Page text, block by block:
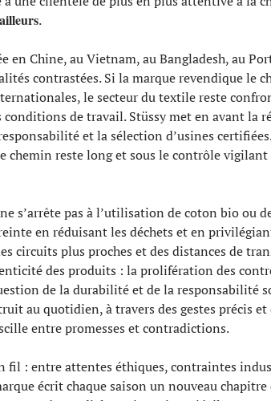
.
en Chine, au Vietnam, au Bangladesh, au
contrastées. Si la marque revendique le
le secteur du textile reste
de travail. Stüssy met en avant la
et la sélection d’usines
chemin reste long et sous le contrôle vigilant
ne s’arrête pas à l’utilisation de coton bio ou
en réduisant les déchets et en
circuits plus proches et des distances de
des produits : la prolifération des
de la durabilité et de la responsabilité
au quotidien, à travers des gestes précis
entre promesses et contradictions.
fil : entre attentes éthiques, contraintes
écrit chaque saison un nouveau